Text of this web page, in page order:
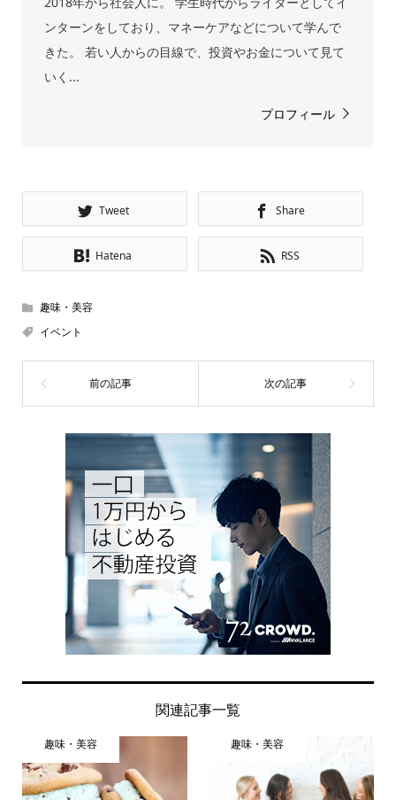
ンターンをしており、マネーケアなどについて学んで
きた。 若い人からの目線で、投資やお金について見て
いく...
プロフィール
Tweet Share
Hatena RSS
趣味・美容
イベント
関連記事一覧
趣味・美容 趣味・美容